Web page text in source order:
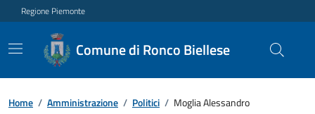
Regione Piemonte
Comune di Ronco Biellese
Home / Amministrazione / Politici / Moglia Alessandro